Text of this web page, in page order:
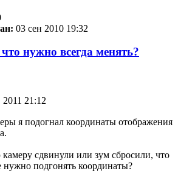
03 сен 2010 19:32
нужно всегда менять?
2011 21:12
я подогнал координаты отображения
сдвинули или зум сбросили, что
нужно подгонять координаты?